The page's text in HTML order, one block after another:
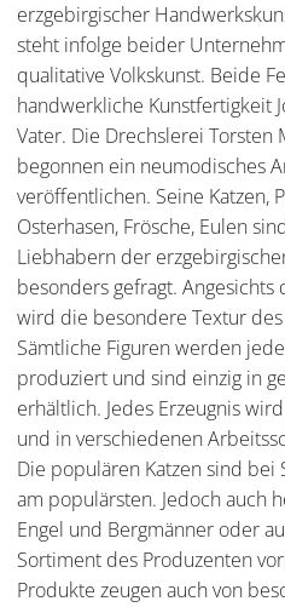
erzgebirgischer
steht infolge beider
qualitative Volkskunst. Beide
handwerkliche Kunstfertigkeit
Vater. Die Drechslerei Torsten
begonnen ein neumodisches
veröffentlichen. Seine Katzen,
Osterhasen, Frösche, Eulen
Liebhabern der
besonders gefragt. Angesichts
wird die besondere Textur
Sämtliche Figuren werden
produziert und sind einzig in
erhältlich. Jedes Erzeugnis
und in verschiedenen
Die populären Katzen sind
am populärsten. Jedoch auch
Engel und Bergmänner oder
Sortiment des Produzenten
Produkte zeugen auch von